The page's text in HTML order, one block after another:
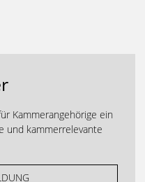
Kammerangehörige ein
und kammerrelevante